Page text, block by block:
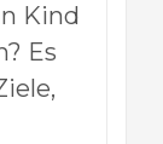
Kind
Es